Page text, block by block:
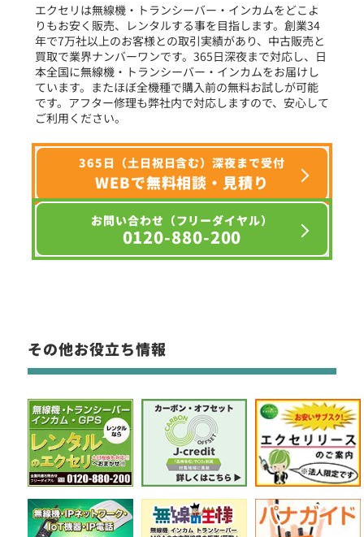
選択条件をリセット
エクセリは無線機・トランシーバー・インカムをどこよ
りもお安く販売、レンタルする事を目指します。創業34
年で7万社以上のお客様との取引実績があり、中古販売と
買取で業界ナンバーワンです。365日深夜まで対応し、日
本全国に無線機・トランシーバー・インカムをお届けし
ています。またほぼ全機種で購入前の無料お試しが可能
です。アフター修理も弊社内で対応しますので、安心して
ご利用ください。
365日（土日祝日含む）深夜まで受付
WEBで無料相談・見積り
お問い合わせ（フリーダイヤル）
0120-880-200
その他お役立ち情報